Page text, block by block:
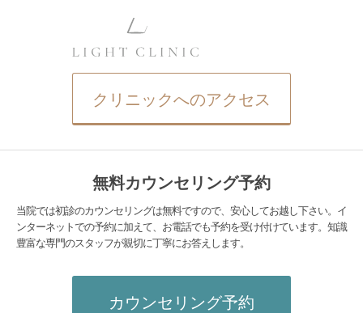
クリニックへのアクセス
無料カウンセリング予約
当院では初診のカウンセリングは無料ですので、安心してお越し下さい。イ
ンターネットでの予約に加えて、お電話でも予約を受け付けています。知識
豊富な専門のスタッフが親切に丁寧にお答えします。
カウンセリング予約